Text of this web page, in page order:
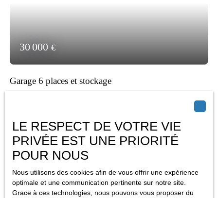
30 000 €
Garage 6 places et stockage
Découvrez cet ensemble de 6 places de stationnement en
surface, situé en rez-de-chaussée, idéal pour du stationnement
privé, du stockage ou un investissement. Entièrement sécurisé et
facile d’accès, ce garage offre un environnement pratique et
fonctionnel pour accueillir plusieurs véhicules : voitures, SUV,
utilitaires légers ou motos. Ce bien représente une solution idéale
pour sécuriser vos véhicules tout en bénéficiant d’un espace
LE RESPECT DE VOTRE VIE
PRIVÉE EST UNE PRIORITÉ
POUR NOUS
Nous utilisons des cookies afin de vous offrir une expérience
optimale et une communication pertinente sur notre site.
Grace à ces technologies, nous pouvons vous proposer du